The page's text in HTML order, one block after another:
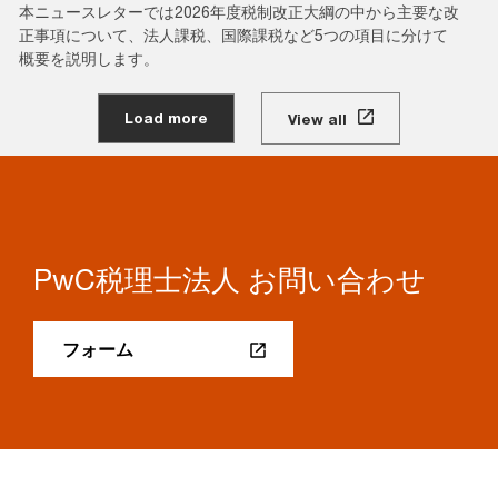
本ニュースレターでは2026年度税制改正大綱の中から主要な改
正事項について、法人課税、国際課税など5つの項目に分けて
概要を説明します。
Load more View all
PwC税理士法人 お問い合わせ
フォーム